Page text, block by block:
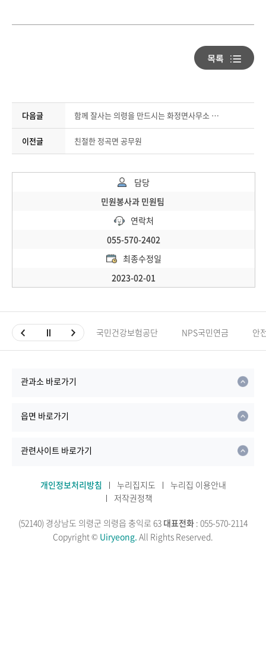
다음글 함께 잘사는 의령을 만드시는 화정면사무소 최우석면장님!
이전글 친절한 정곡면 공무원
담당
민원봉사과 민원팀
연락처
055-570-2402
최종수정일
2023-02-01
국민건강보험공단 NPS국민연금 안
관과소 바로가기
읍면 바로가기
관련사이트 바로가기
개인정보처리방침 누리집지도
누리집 이용안내
저작권정책
(52140) 경상남도 의령군 의령읍 충익로 63 대표전화 : 055-570-2114
Copyright © Uiryeong. All Rights Reserved.